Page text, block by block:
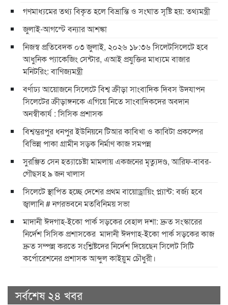
গণমাধ্যমের তথ্য বিকৃত হলে বিভ্রান্তি ও সংঘাত সৃষ্টি হয়: তথ্যমন্ত্রী
জুলাই-আগস্টে বন্যার আশঙ্কা
নিজস্ব প্রতিবেদক ০৩ জুলাই, ২০২৬ ১৮:৩৬ সিলেটসিলেটে হবে
আধুনিক প্যাকেজিং সেন্টার, এআই প্রযুক্তির মাধ্যমে বাজার
মনিটরিং: বাণিজ্যমন্ত্রী
বর্ণাঢ্য আয়োজনে সিলেটে বিশ্ব ক্রীড়া সাংবাদিক দিবস উদযাপন
সিলেটের ক্রীড়াঙ্গনকে এগিয়ে নিতে সাংবাদিকদের অবদান
অনস্বীকার্য : সিসিক প্রশাসক
বিশ্বম্ভরপুর ধনপুর ইউনিয়নে টিআর কাবিখা ও কাবিটা প্রকল্পের
বিভিন্ন পাকা গ্রামীন সড়ক নির্মাণ কাজ সমপন্ন
সুরঞ্জিত সেন হত্যাচেষ্টা মামলায় একজনের মৃত্যুদণ্ড, আরিফ-বাবর-
গৌছসহ ৯ জন খালাস
​সিলেটে স্থাপিত হচ্ছে দেশের প্রথম বায়োড্রায়িং প্ল্যান্ট: বর্জ্য হবে
জ্বালানি ​# নগরভবনে মতবিনিময় সভা
​মাদানী ঈদগাহ-ইকো পার্ক সড়কের বেহাল দশা: দ্রুত সংস্কারের
নির্দেশ সিসিক প্রশাসকের ​ ​মাদানী ঈদগাহ-ইকো পার্ক সড়কের কাজ
দ্রুত সম্পন্ন করতে সংশ্লিষ্টদের নির্দেশ দিয়েছেন সিলেট সিটি
কর্পোরেশনের প্রশাসক আব্দুল কাইয়ুম চৌধুরী।
সর্বশেষ ২৪ খবর